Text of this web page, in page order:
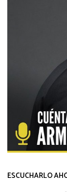
ESCUCHARLO